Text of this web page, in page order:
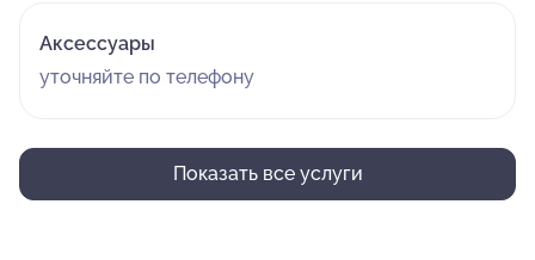
Аксессуары
уточняйте по телефону
Показать все услуги